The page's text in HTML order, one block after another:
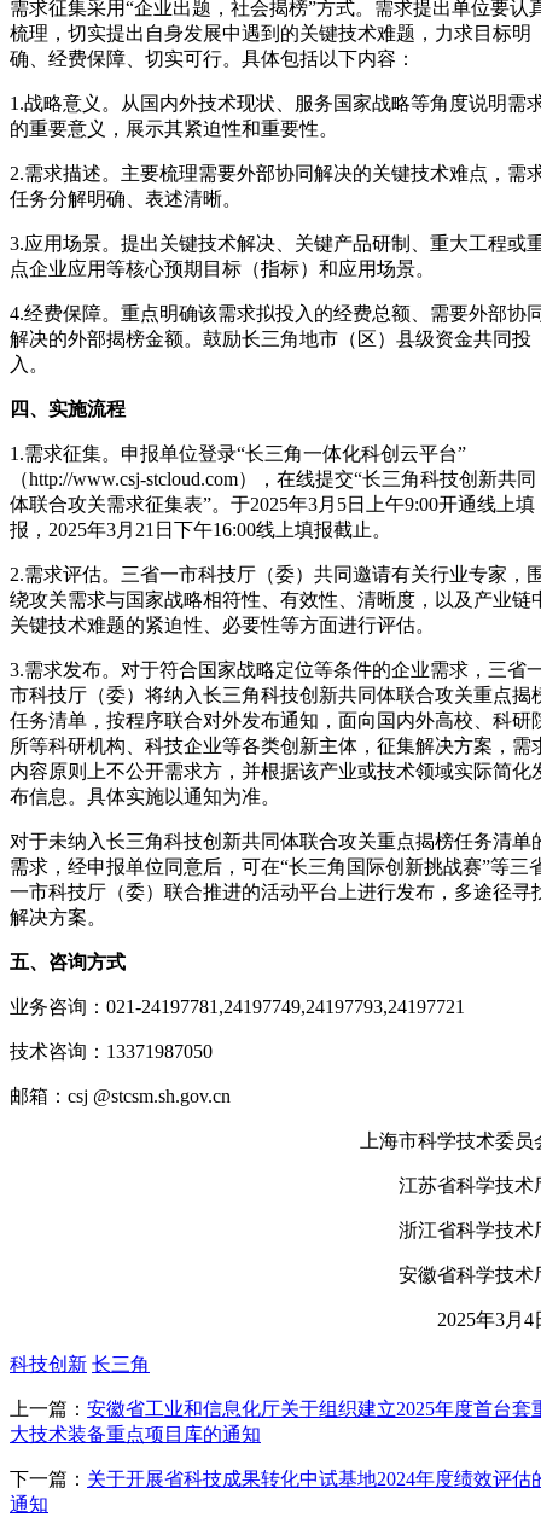
需求征集采用“企业出题，社会揭榜”方式。需求提出单位要认
梳理，切实提出自身发展中遇到的关键技术难题，力求目标明
确、经费保障、切实可行。具体包括以下内容：
1.战略意义。从国内外技术现状、服务国家战略等角度说明需
的重要意义，展示其紧迫性和重要性。
2.需求描述。主要梳理需要外部协同解决的关键技术难点，需
任务分解明确、表述清晰。
3.应用场景。提出关键技术解决、关键产品研制、重大工程或
点企业应用等核心预期目标（指标）和应用场景。
4.经费保障。重点明确该需求拟投入的经费总额、需要外部协
解决的外部揭榜金额。鼓励长三角地市（区）县级资金共同投
入。
四、实施流程
1.需求征集。申报单位登录“长三角一体化科创云平台”
（http://www.csj-stcloud.com），在线提交“长三角科技创新共同
体联合攻关需求征集表”。于2025年3月5日上午9:00开通线上填
报，2025年3月21日下午16:00线上填报截止。
2.需求评估。三省一市科技厅（委）共同邀请有关行业专家，
绕攻关需求与国家战略相符性、有效性、清晰度，以及产业链
关键技术难题的紧迫性、必要性等方面进行评估。
3.需求发布。对于符合国家战略定位等条件的企业需求，三省
市科技厅（委）将纳入长三角科技创新共同体联合攻关重点揭
任务清单，按程序联合对外发布通知，面向国内外高校、科研
所等科研机构、科技企业等各类创新主体，征集解决方案，需
内容原则上不公开需求方，并根据该产业或技术领域实际简化
布信息。具体实施以通知为准。
对于未纳入长三角科技创新共同体联合攻关重点揭榜任务清单
需求，经申报单位同意后，可在“长三角国际创新挑战赛”等三
一市科技厅（委）联合推进的活动平台上进行发布，多途径寻
解决方案。
五、咨询方式
业务咨询：021-24197781,24197749,24197793,24197721
技术咨询：13371987050
邮箱：csj @stcsm.sh.gov.cn
上海市科学技术委员
江苏省科学技术
浙江省科学技术
安徽省科学技术
2025年3月4
科技创新 长三角
上一篇： 安徽省工业和信息化厅关于组织建立2025年度首台套
大技术装备重点项目库的通知
下一篇： 关于开展省科技成果转化中试基地2024年度绩效评估
通知